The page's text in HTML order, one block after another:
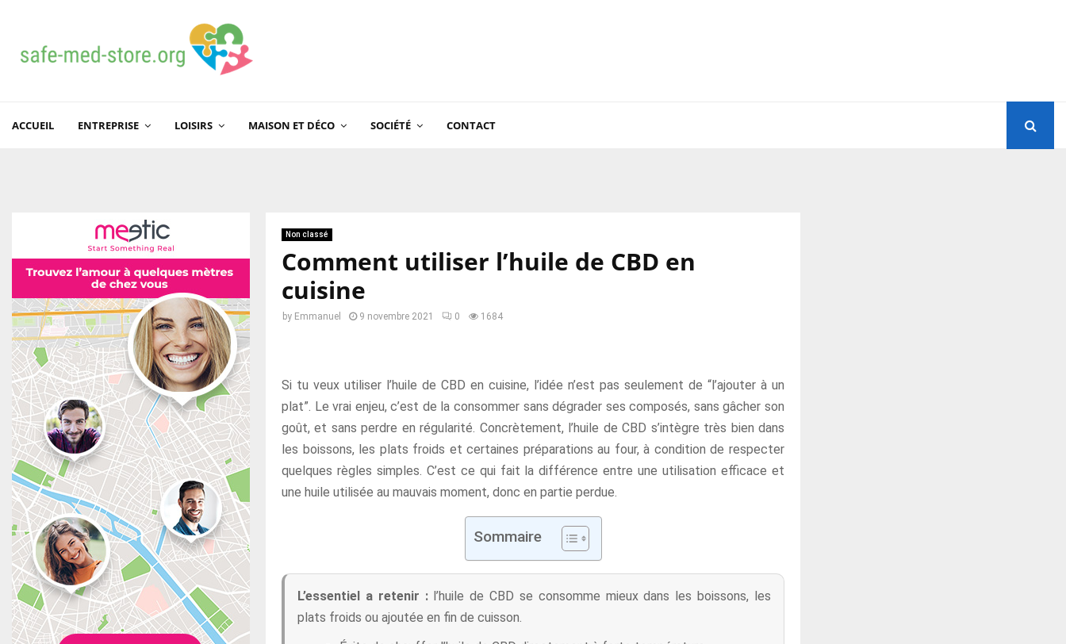
ACCUEIL ENTREPRISE LOISIRS MAISON ET DÉCO SOCIÉTÉ CONTACT
Non classé
Comment utiliser l’huile de CBD en
cuisine
by Emmanuel 9 novembre 2021 0 1684
Si tu veux utiliser l’huile de CBD en cuisine, l’idée n’est pas seulement de “l’ajouter à un
plat”. Le vrai enjeu, c’est de la consommer sans dégrader ses composés, sans gâcher son
goût, et sans perdre en régularité. Concrètement, l’huile de CBD s’intègre très bien dans
les boissons, les plats froids et certaines préparations au four, à condition de respecter
quelques règles simples. C’est ce qui fait la différence entre une utilisation efficace et
une huile utilisée au mauvais moment, donc en partie perdue.
Sommaire
L’essentiel a retenir :l’huile de CBD se consomme mieux dans les boissons, les
plats froids ou ajoutée en fin de cuisson.